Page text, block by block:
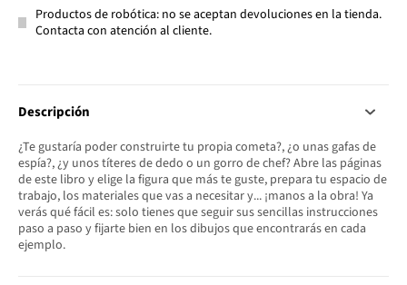
Productos de robótica: no se aceptan devoluciones en la tienda.
Contacta con atención al cliente.
Descripción
¿Te gustaría poder construirte tu propia cometa?, ¿o unas gafas de
espía?, ¿y unos títeres de dedo o un gorro de chef? Abre las páginas
de este libro y elige la figura que más te guste, prepara tu espacio de
trabajo, los materiales que vas a necesitar y... ¡manos a la obra! Ya
verás qué fácil es: solo tienes que seguir sus sencillas instrucciones
paso a paso y fijarte bien en los dibujos que encontrarás en cada
ejemplo.